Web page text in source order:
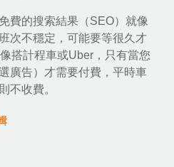
費的搜索結果（SEO）就像
次不穩定，可能要等很久才
搭計程車或Uber，只有當您
廣告）才需要付費，平時車
不收費。